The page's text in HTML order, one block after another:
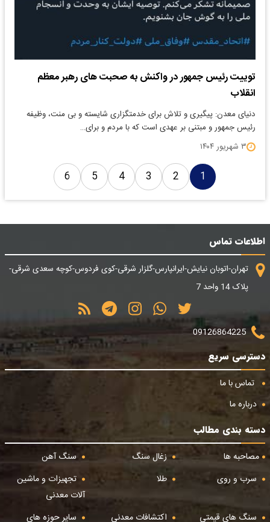
توییت رئیس جمهور در واکنش به صحبت های رهبر معظم
انقلاب
دنیای معدن: پیگیری و تلاش برای خدمتگزاری شایسته و بی منت، وظیفه
رئیس جمهور و مبتنی بر عهدی است که با مردم و برای…
۳ شهریور ۱۴۰۴
1
2
3
4
5
6
اطلاعات تماس
تهران-اتوبان نیایش-ایرانپارس-گلزار شرقی-کوی فردوس-کوچه سعدی شرقی-
پلاک 14 واحد 7
09126864225
دسترسی سریع
تماس با ما
درباره ما
دسته بندی مطالب
مصاحبه ها
زغال سنگ
سنگ آهن
سرب و روی
طلا
تجهیزات و ماشین
آلات معدنی
سنگ های قیمتی
اکتشافات معدنی سایر حوزه های